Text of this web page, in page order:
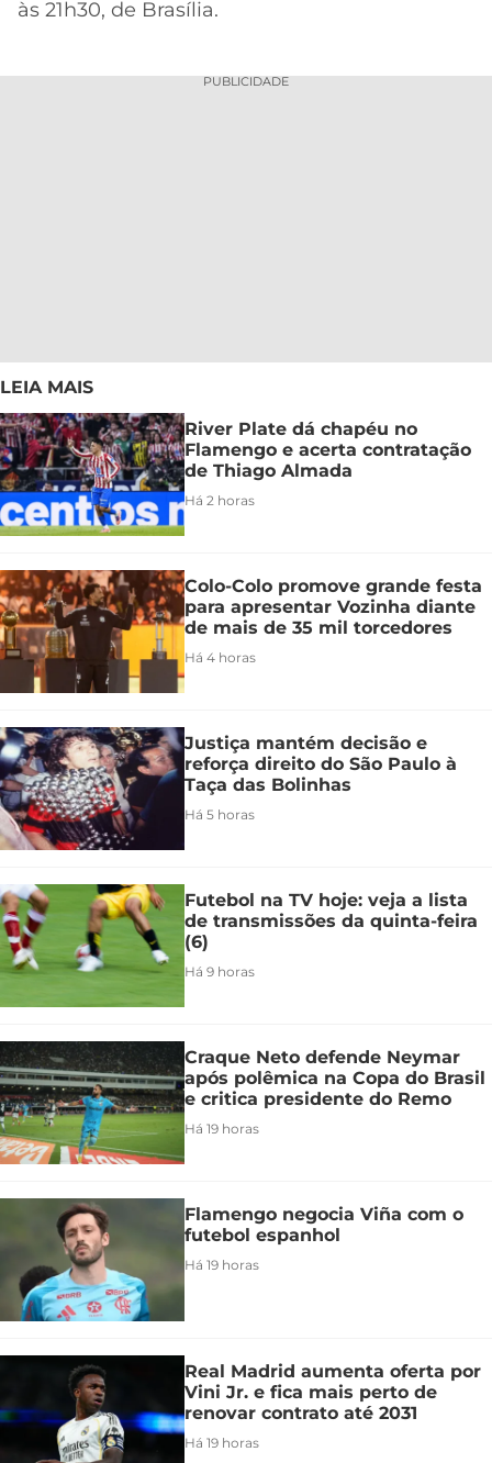
às 21h30, de Brasília.
PUBLICIDADE
LEIA MAIS
River Plate dá chapéu no
Flamengo e acerta contratação
de Thiago Almada
Há 2 horas
Colo-Colo promove grande festa
para apresentar Vozinha diante
de mais de 35 mil torcedores
Há 4 horas
Justiça mantém decisão e
reforça direito do São Paulo à
Taça das Bolinhas
Há 5 horas
Futebol na TV hoje: veja a lista
de transmissões da quinta-feira
(6)
Há 9 horas
Craque Neto defende Neymar
após polêmica na Copa do Brasil
e critica presidente do Remo
Há 19 horas
Flamengo negocia Viña com o
futebol espanhol
Há 19 horas
Real Madrid aumenta oferta por
Vini Jr. e fica mais perto de
renovar contrato até 2031
Há 19 horas